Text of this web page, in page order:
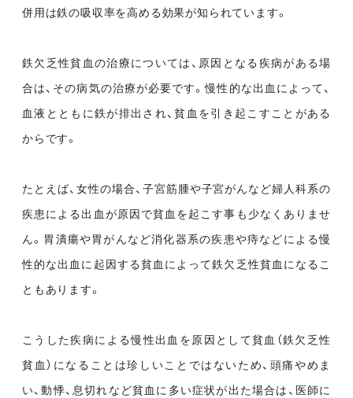
併用は鉄の吸収率を高める効果が知られています。
鉄欠乏性貧血の治療については、原因となる疾病がある場
合は、その病気の治療が必要です。慢性的な出血によって、
血液とともに鉄が排出され、貧血を引き起こすことがある
からです。
たとえば、女性の場合、子宮筋腫や子宮がんなど婦人科系の
疾患による出血が原因で貧血を起こす事も少なくありませ
ん。胃潰瘍や胃がんなど消化器系の疾患や痔などによる慢
性的な出血に起因する貧血によって鉄欠乏性貧血になるこ
ともあります。
こうした疾病による慢性出血を原因として貧血（鉄欠乏性
貧血）になることは珍しいことではないため、頭痛やめま
い、動悸、息切れなど貧血に多い症状が出た場合は、医師に